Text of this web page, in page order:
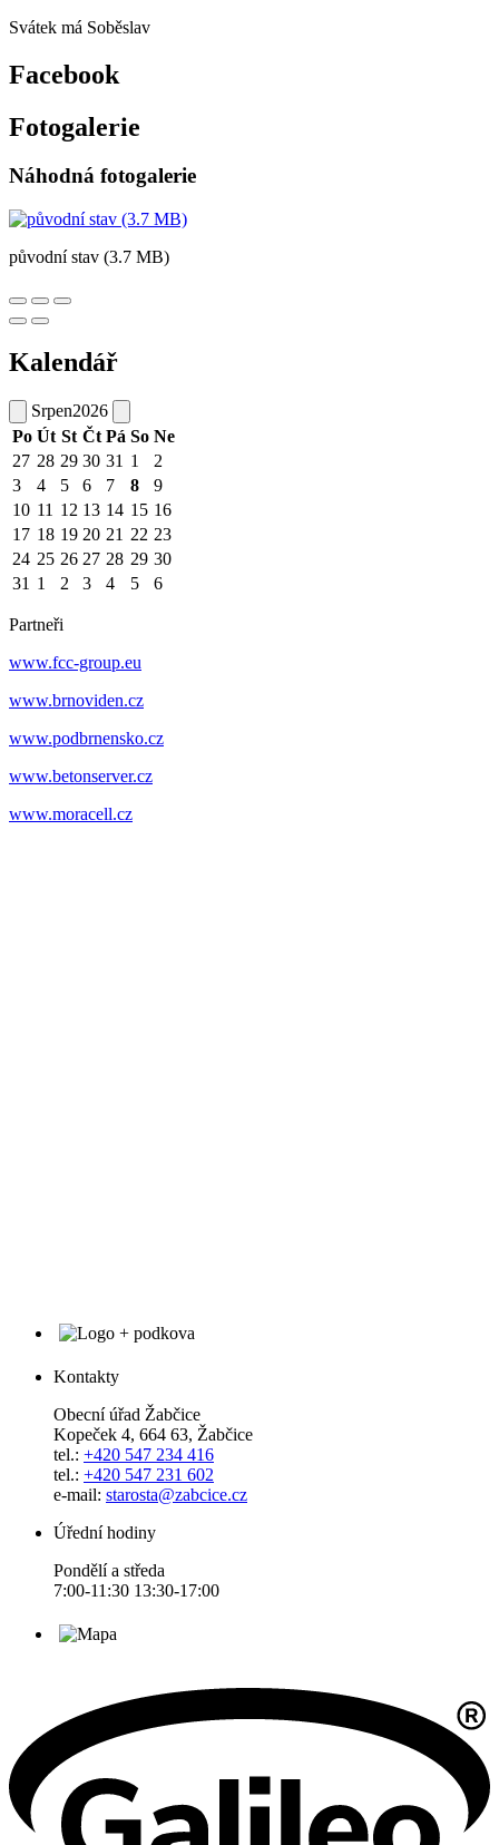
Svátek má Soběslav
Facebook
Fotogalerie
Náhodná fotogalerie
původní stav (3.7 MB)
Kalendář
Srpen2026
Po Út St Čt Pá So Ne
27 28 29 30 31 1
2
3
4 5 6 7 8
9
10 11 12 13 14 15 16
17 18 19 20 21 22 23
24 25 26 27 28 29 30
31 1 2 3 4 5 6
Partneři
www.fcc-group.eu
www.brnoviden.cz
www.podbrnensko.cz
www.betonserver.cz
www.moracell.cz
Kontakty
Obecní úřad Žabčice
Kopeček 4, 664 63, Žabčice
tel.: +420 547 234 416
tel.: +420 547 231 602
e-mail: starosta@zabcice.cz
Úřední hodiny
Pondělí a středa
7:00-11:30 13:30-17:00